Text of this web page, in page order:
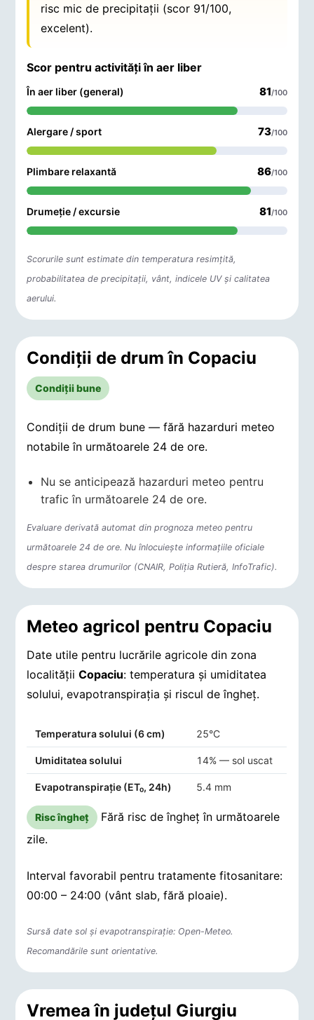
risc mic de precipitații (scor 91/100,
excelent).
Scor pentru activități în aer liber
În aer liber (general) 81/100
Alergare / sport 73/100
Plimbare relaxantă 86/100
Drumeție / excursie 81/100
Scorurile sunt estimate din temperatura resimțită,
probabilitatea de precipitații, vânt, indicele UV și calitatea
aerului.
Condiții de drum în Copaciu
Condiții bune
Condiții de drum bune — fără hazarduri meteo
notabile în următoarele 24 de ore.
Nu se anticipează hazarduri meteo pentru
trafic în următoarele 24 de ore.
Evaluare derivată automat din prognoza meteo pentru
următoarele 24 de ore. Nu înlocuiește informațiile oficiale
despre starea drumurilor (CNAIR, Poliția Rutieră, InfoTrafic).
Meteo agricol pentru Copaciu
Date utile pentru lucrările agricole din zona
localitățiiCopaciu: temperatura și umiditatea
solului, evapotranspirația și riscul de îngheț.
Indicatori agro-meteorologici pentru Copaciu
Temperatura solului (6 cm) 25°C
Umiditatea solului 14% — sol uscat
Evapotranspirație (ET₀, 24h) 5.4 mm
Risc îngheț
Fără risc de îngheț în următoarele
zile.
Interval favorabil pentru tratamente fitosanitare:
00:00 – 24:00 (vânt slab, fără ploaie).
Sursă date sol și evapotranspirație: Open-Meteo.
Recomandările sunt orientative.
Vremea în județul Giurgiu